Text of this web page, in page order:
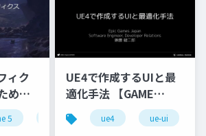
ィク
の4
5 cedec cedec+kyushu
UE4で作成するUIと最
適化手法 【GAME
CREATORS
CONFERENCE '20】
ue4 ue-ui